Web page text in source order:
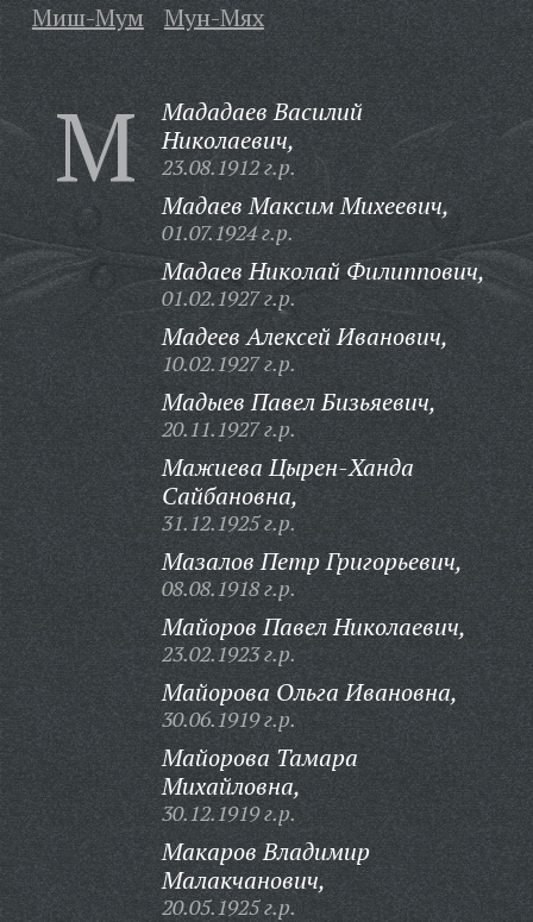
Миш-Мум
Мун-Мях
М
Мададаев Василий
Николаевич,
23.08.1912 г.р.
Мадаев Максим Михеевич,
01.07.1924 г.р.
Мадаев Николай Филиппович,
01.02.1927 г.р.
Мадеев Алексей Иванович,
10.02.1927 г.р.
Мадыев Павел Бизьяевич,
20.11.1927 г.р.
Мажиева Цырен-Ханда
Сайбановна,
31.12.1925 г.р.
Мазалов Петр Григорьевич,
08.08.1918 г.р.
Майоров Павел Николаевич,
23.02.1923 г.р.
Майорова Ольга Ивановна,
30.06.1919 г.р.
Майорова Тамара
Михайловна,
30.12.1919 г.р.
Макаров Владимир
Малакчанович,
20.05.1925 г.р.